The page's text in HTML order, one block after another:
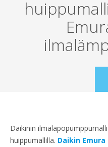
Daikinin
huippumallilla. Daikin Emura